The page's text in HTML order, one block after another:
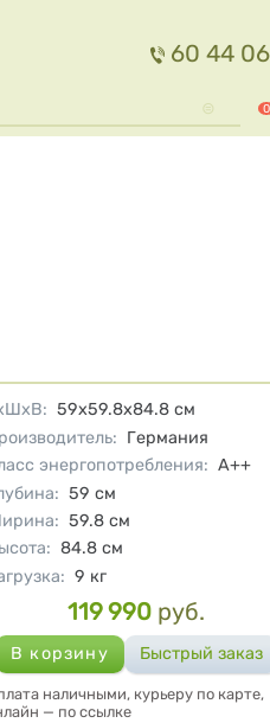
60 44 06
0
: 59х59.8х84.8 см
: Германия
энергопотребления: A++
: 59 см
: 59.8 см
: 84.8 см
: 9 кг
Цена
119 990 руб.
наличными, курьеру по карте,
— по ссылке